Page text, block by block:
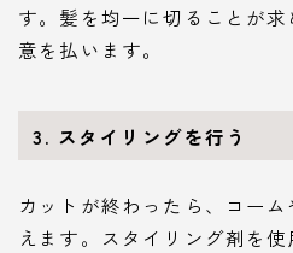
す。髪を均一に切ることが
意を払います。
3. スタイリングを行う
カットが終わったら、コー
えます。スタイリング剤を